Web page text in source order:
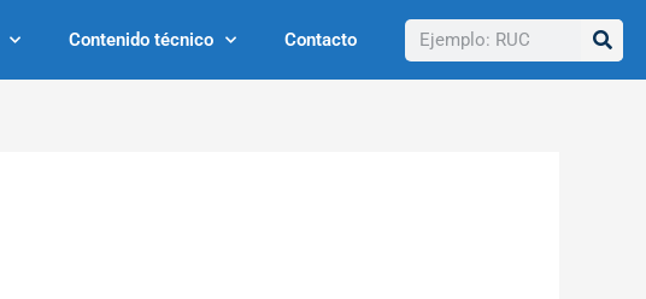
Contenido técnico Contacto Buscar